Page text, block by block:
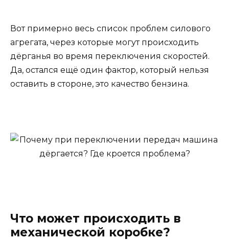
Вот примерно весь список проблем силового
агрегата, через которые могут происходить
дёрганья во время переключения скоростей.
Да, остался ещё один фактор, который нельзя
оставить в стороне, это качество бензина.
Что может происходить в
механической коробке?